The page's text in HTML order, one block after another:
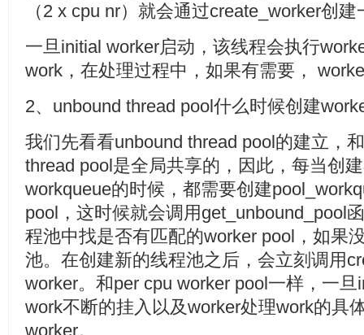
（2 x cpu nr）就会通过create_worker创
一旦initial worker启动，该线程会执行
work，在处理过程中，如果有需要，
2、unbound thread pool什么时候创建
我们先看看unbound thread pool的建立，
thread pool是全局共享的，因此，每当创
workqueue的时候，都需要创建
pool，这时候就会调用get_unbound_pool
程池中找是否有匹配的worker pool，如果
池。在创建新的线程池之后，会立刻调用
worker。和per cpu worker pool一样，一
work不断的挂入以及worker处理work的具
worker。